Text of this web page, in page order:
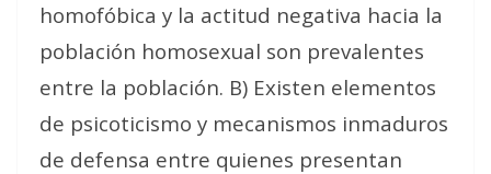
homofóbica y la actitud negativa hacia la
población homosexual son prevalentes
entre la población. B) Existen elementos
de psicoticismo y mecanismos inmaduros
de defensa entre quienes presentan